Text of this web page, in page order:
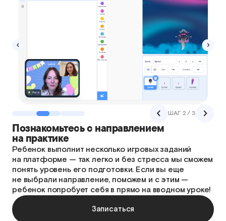
ШАГ 2 / 3
Познакомьтесь с направлением
на практике
Ребенок выполнит несколько игровых заданий
на платформе — так легко и без стресса мы сможем
понять уровень его подготовки. Если вы еще
не выбрали направление, поможем и с этим —
ребенок попробует себя в прямо на вводном уроке!
Записаться